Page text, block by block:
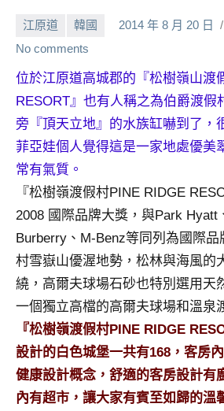
號
節
班
底、
外
景
目
主
持、
吳
哥
泰
國
旅
遊
書
作
者、
江原道 韓國 2014 年 8 月 20 日
No comments
位於江原道高城郡的『松樹嶺山渡
RESORT』也有人稱之為伯爵渡假
旁『頂天立地』的水族缸嚇到了，
菲亞娃個人覺得這是一家地處優美
常有氣質。
『松樹嶺渡假村PINE RIDGE
2008 國際品牌大獎，與Park Hyatt
Burberry、M-Benz等同列為國際
村雪嶽山優渥地勢，松林與海風的
繞，高爾夫球場石砂也特別選用天
一個獨立高檔的高爾夫球場和溫泉
『松樹嶺渡假村PINE RIDGE
設計的白色城堡一共有168，客房
健康設計概念，舒適的客房設計有
內有超市，讓大家有賓至如歸的溫